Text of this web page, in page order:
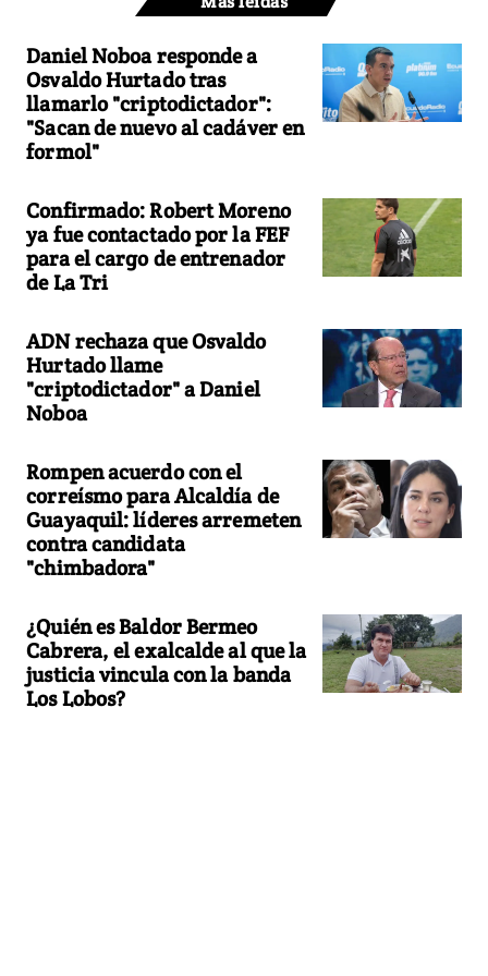
Daniel Noboa responde a
Osvaldo Hurtado tras
llamarlo "criptodictador":
"Sacan de nuevo al cadáver en
formol"
Confirmado: Robert Moreno
ya fue contactado por la FEF
para el cargo de entrenador
de La Tri
ADN rechaza que Osvaldo
Hurtado llame
"criptodictador" a Daniel
Noboa
Rompen acuerdo con el
correísmo para Alcaldía de
Guayaquil: líderes arremeten
contra candidata
"chimbadora"
¿Quién es Baldor Bermeo
Cabrera, el exalcalde al que la
justicia vincula con la banda
Los Lobos?